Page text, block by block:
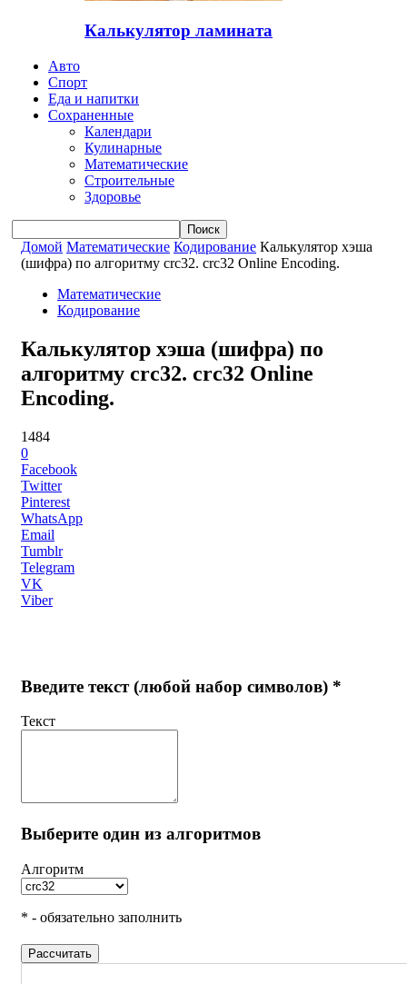
Калькулятор ламината
Авто
Спорт
Еда и напитки
Сохраненные
Календари
Кулинарные
Математические
Строительные
Здоровье
Домой Математические Кодирование Калькулятор хэша
(шифра) по алгоритму crc32. crc32 Online Encoding.
Математические
Кодирование
Калькулятор хэша (шифра) по
алгоритму crc32. crc32 Online
Encoding.
1484
0
Facebook
Twitter
Pinterest
WhatsApp
Email
Tumblr
Telegram
VK
Viber
Введите текст (любой набор символов) *
Текст
Выберите один из алгоритмов
Алгоритм
* - обязательно заполнить
Рассчитать